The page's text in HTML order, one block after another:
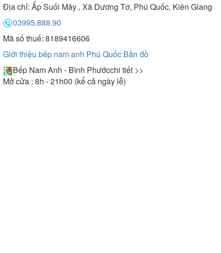
Địa chỉ: Ấp Suối Mây , Xã Dương Tơ, Phú Quốc, Kiên Giang
03995.888.90
Mã số thuế: 8189416606
Giới thiệu bếp nam anh Phú Quốc Bản đồ
Bếp Nam Anh - Bình Phướcchi tiết >>
Mở cửa : 8h - 21h00 (kể cả ngày lễ)